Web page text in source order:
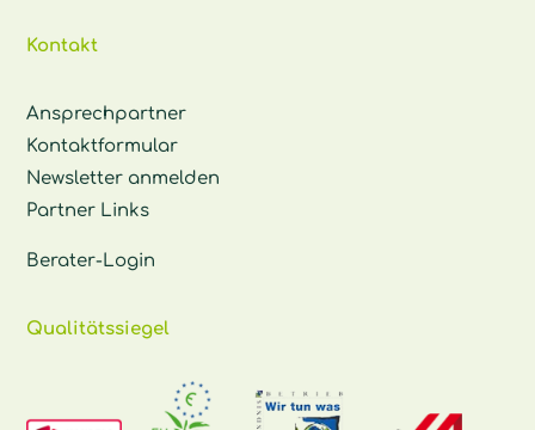
Kontakt
Ansprechpartner
Kontaktformular
Newsletter anmelden
Partner Links
Berater-Login
Qualitätssiegel